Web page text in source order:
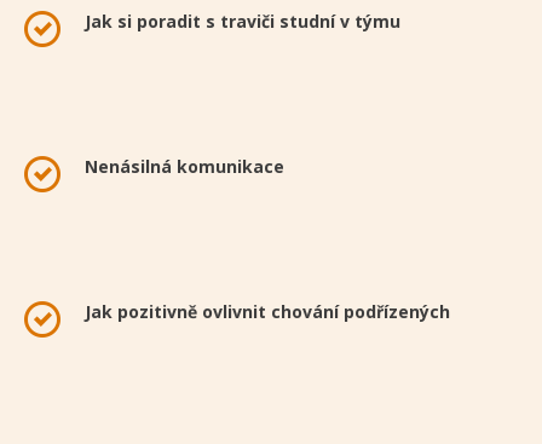
Jak si poradit s traviči studní v týmu
Nenásilná komunikace
Jak pozitivně ovlivnit chování podřízených